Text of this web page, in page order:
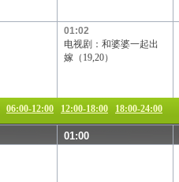
01:02
电视剧：和婆婆一起出
嫁（19,20）
06:00-12:00 12:00-18:00 18:00-24:00
01:00